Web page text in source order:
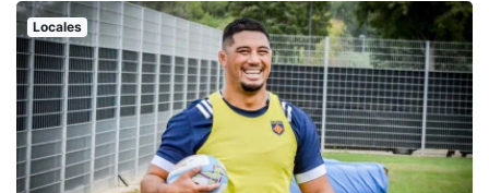
Locales